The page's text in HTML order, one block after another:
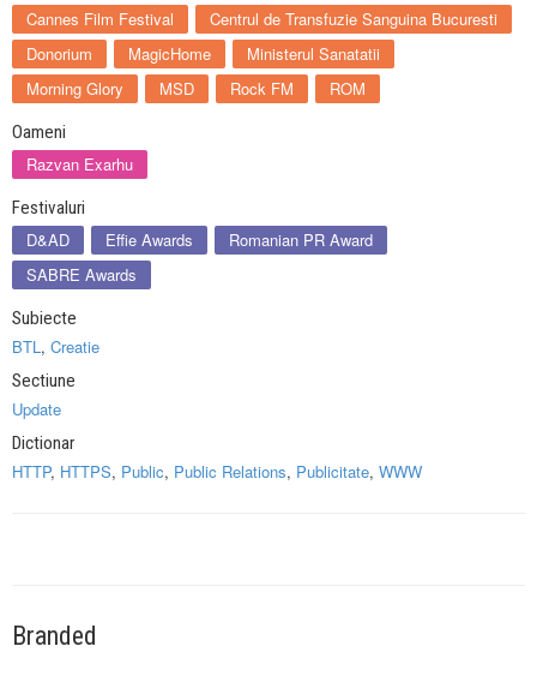
Cannes Film Festival
Centrul de Transfuzie Sanguina Bucuresti
Donorium
MagicHome
Ministerul Sanatatii
Morning Glory
MSD Rock FM ROM
Oameni
Razvan Exarhu
Festivaluri
D&AD Effie Awards
Romanian PR Award
SABRE Awards
Subiecte
BTL, Creatie
Sectiune
Update
Dictionar
HTTP, HTTPS, Public, Public Relations, Publicitate, WWW
Branded